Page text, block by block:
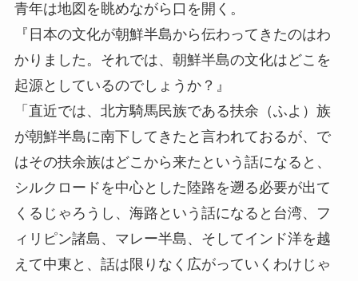
青年は地図を眺めながら口を開く。
『日本の文化が朝鮮半島から伝わってきたのはわ
かりました。それでは、朝鮮半島の文化はどこを
起源としているのでしょうか？』
「直近では、北方騎馬民族である扶余（ふよ）族
が朝鮮半島に南下してきたと言われておるが、で
はその扶余族はどこから来たという話になると、
シルクロードを中心とした陸路を遡る必要が出て
くるじゃろうし、海路という話になると台湾、フ
ィリピン諸島、マレー半島、そしてインド洋を越
えて中東と、話は限りなく広がっていくわけじゃ